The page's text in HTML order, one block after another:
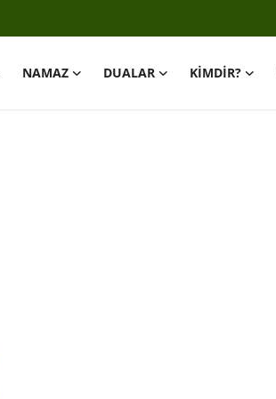
NAMAZ DUALAR KİMDİR?